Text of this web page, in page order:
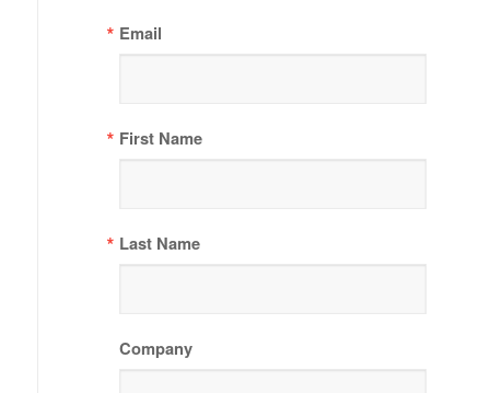
Email
First Name
Last Name
Company